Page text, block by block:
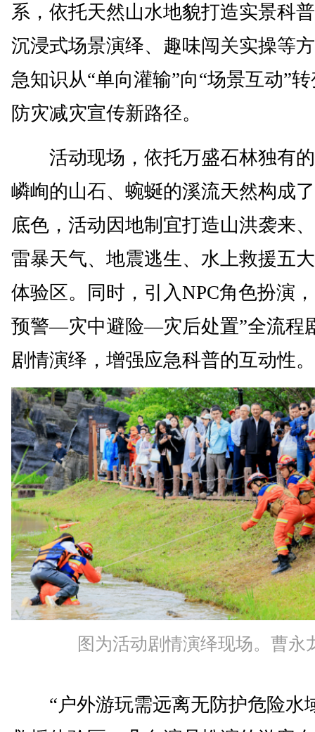
系，依托天然山水地貌打造实景科
沉浸式场景演绎、趣味闯关实操等
急知识从“单向灌输”向“场景互动”
防灾减灾宣传新路径。
活动现场，依托万盛石林独有的
嶙峋的山石、蜿蜒的溪流天然构成
底色，活动因地制宜打造山洪袭来
雷暴天气、地震逃生、水上救援五
体验区。同时，引入NPC角色扮演
预警—灾中避险—灾后处置”全流程
剧情演绎，增强应急科普的互动性。
图为活动剧情演绎现场。曹永
“户外游玩需远离无防护危险水